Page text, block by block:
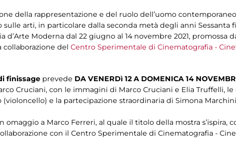
della rappresentazione e del ruolo dell’uomo
arti, in particolare dalla seconda metà degli anni Sessanta
d’Arte Moderna dal 22 giugno al 14 novembre 2021, promossa
collaborazione del Centro Sperimentale di Cinematografia -
finissage prevede DA VENERDì 12 A DOMENICA 14
Cruciani, con le immagini di Marco Cruciani e Elia Truffelli,
e la partecipazione straordinaria di Simona
omaggio a Marco Ferreri, al quale il titolo della mostra s’ispira,
con il Centro Sperimentale di Cinematografia -